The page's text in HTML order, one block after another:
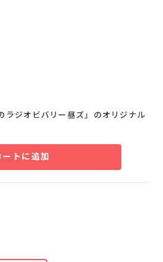
ラジオビバリー昼ズ」のオリジナル
ートに追加